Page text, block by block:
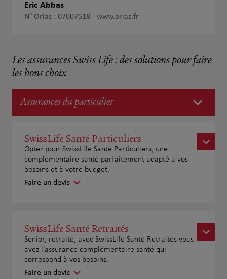
Eric Abbas
N° Orias : 07007518 - www.orias.fr
Les assurances Swiss Life : des solutions pour faire
les bons choix
Assurances du particulier
SwissLife Santé Particuliers
Optez pour SwissLife Santé Particuliers, une
complémentaire santé parfaitement adapté à vos
besoins et à votre budget.
Faire un devis
SwissLife Santé Retraités
Senior, retraité, avec SwissLife Santé Retraités vous
avez l'assurance complémentaire santé qui
correspond à vos besoins.
Faire un devis